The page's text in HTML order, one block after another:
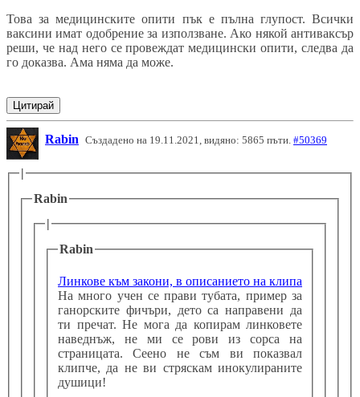
Това за медицинските опити пък е пълна глупост. Всички
ваксини имат одобрение за използване. Ако някой антиваксър
реши, че над него се провеждат медицински опити, следва да
го доказва. Ама няма да може.
Цитирай
Rabin Създадено на 19.11.2021, видяно: 5865 пъти. #50369
|
Rabin
|
Rabin
Линкове към закони, в описанието на клипа
На много учен се прави тубата, пример за
ганорските фичъри, дето са направени да
ти пречат. Не мога да копирам линковете
наведнъж, не ми се рови из сорса на
страницата. Сеено не съм ви показвал
клипче, да не ви стряскам инокулираните
душици!